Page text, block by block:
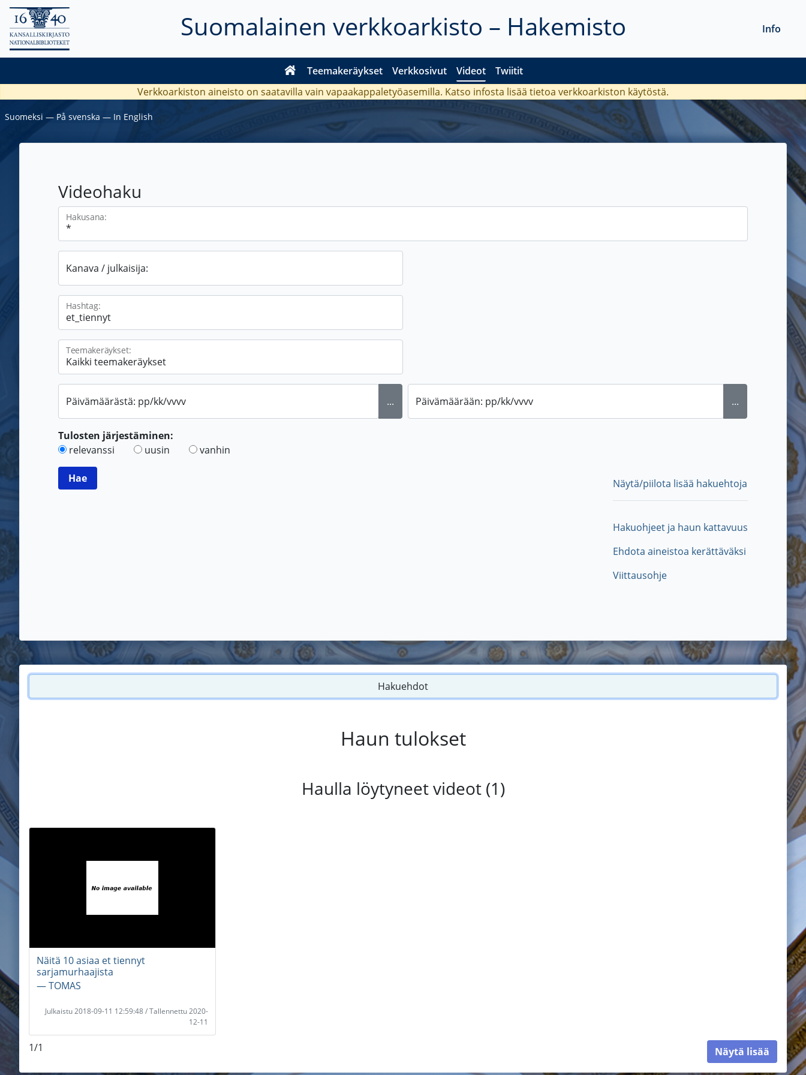
Suomalainen verkkoarkisto – Hakemisto
Teemakeräykset Verkkosivut Videot Twiitit
Info
Verkkoarkiston aineisto on saatavilla vain vapaakappaletyöasemilla. Katso infosta lisää tietoa verkkoarkiston käytöstä.
Suomeksi ― På svenska ― In English
Videohaku
Hakusana:
Kanava / julkaisija:
Hashtag:
Teemakeräykset:
Päivämäärästä: pp/kk/vvvv ... Päivämäärään: pp/kk/vvvv ...
Tulosten järjestäminen:
relevanssi
uusin vanhin
Näytä/piilota lisää hakuehtoja
Hakuohjeet ja haun kattavuus
Ehdota aineistoa kerättäväksi
Viittausohje
Hakuehdot
Haun tulokset
Haulla löytyneet videot (1)
Näitä 10 asiaa et tiennyt
sarjamurhaajista
― TOMAS
Julkaistu 2018-09-11 12:59:48 / Tallennettu 2020-
12-11
1/1 Näytä lisää